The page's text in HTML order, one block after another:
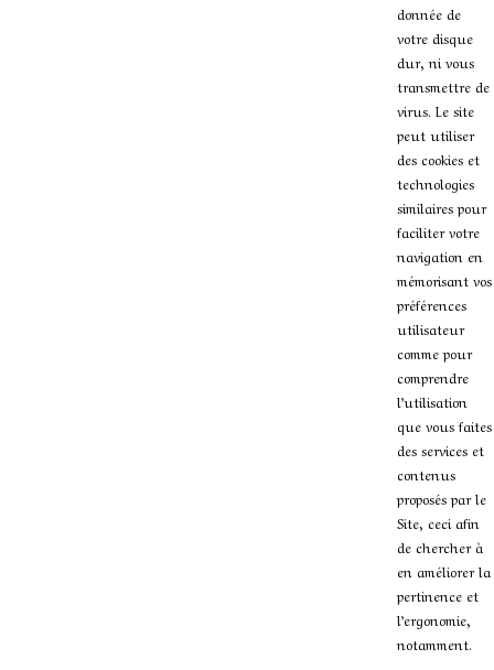
donnée de
votre disque
dur, ni vous
transmettre de
virus. Le site
peut utiliser
des cookies et
technologies
similaires pour
faciliter votre
navigation en
mémorisant vos
préférences
utilisateur
comme pour
comprendre
l’utilisation
que vous faites
des services et
contenus
proposés par le
Site, ceci afin
de chercher à
en améliorer la
pertinence et
l’ergonomie,
notamment.